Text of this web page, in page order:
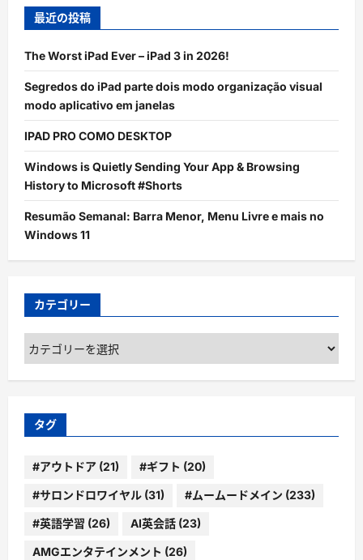
最近の投稿
The Worst iPad Ever – iPad 3 in 2026!
Segredos do iPad parte dois modo organização visual
modo aplicativo em janelas
IPAD PRO COMO DESKTOP
Windows is Quietly Sending Your App & Browsing
History to Microsoft #Shorts
Resumão Semanal: Barra Menor, Menu Livre e mais no
Windows 11
カテゴリー
カ
テ
ゴ
ー
タグ
#アウトドア (21) #ギフト (20)
#サロンドロワイヤル (31) #ムームードメイン (233)
#英語学習 (26) AI英会話 (23)
AMGエンタテインメント (26)